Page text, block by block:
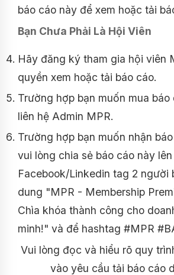
báo cáo này để xem hoặc tải
Bạn Chưa Phải Là Hội Viên
Hãy đăng ký tham gia hội viên
quyền xem hoặc tải báo cáo.
Trường hợp bạn muốn mua báo
liên hệ Admin MPR.
Trường hợp bạn muốn nhận
vui lòng chia sẻ báo cáo này lên
Facebook/Linkedin tag 2 người
dung "MPR - Membership
Chìa khóa thành công cho
minh!" và để hashtag #MPR
Vui lòng đọc và hiểu rõ quy
vào yêu cầu tải báo cáo